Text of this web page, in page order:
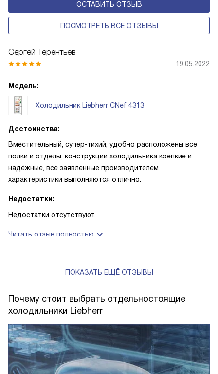
ОСТАВИТЬ ОТЗЫВ
ПОСМОТРЕТЬ ВСЕ ОТЗЫВЫ
Сергей Терентьев
19.05.2022
Модель:
Холодильник Liebherr CNef 4313
Достоинства:
Вместительный, супер-тихий, удобно расположены все
полки и отделы, конструкции холодильника крепкие и
надёжные, все заявленные производителем
характеристики выполняются отлично.
Недостатки:
Недостатки отсутствуют.
Читать отзыв полностью
ПОКАЗАТЬ ЕЩЁ ОТЗЫВЫ
Почему стоит выбрать отдельностоящие
холодильники Liebherr